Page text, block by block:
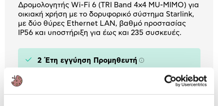
Δρομολογητής Wi-Fi 6 (TRI Band 4x4 MU-MIMO) για
οικιακή χρήση με το δορυφορικό σύστημα Starlink,
με δύο θύρες Ethernet LAN, βαθμό προστασίας
IP56 και υποστήριξη για έως και 235 συσκευές.
2 Έτη εγγύηση Προμηθευτή Πληροφορίες
Χαρακτηριστικά